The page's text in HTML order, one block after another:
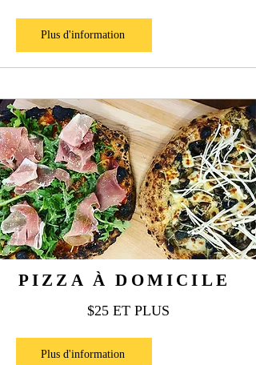
Plus d'information
PIZZA À DOMICILE
$25 ET PLUS
Plus d'information